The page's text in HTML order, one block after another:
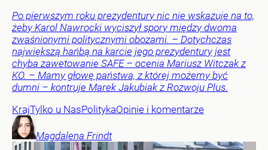
Po pierwszym roku prezydentury nic nie wskazuje na to,
żeby Karol Nawrocki wyciszył spory między dwoma
zwaśnionymi politycznymi obozami. – Dotychczas
największą hańbą na karcie jego prezydentury jest
chyba zawetowanie SAFE – ocenia Mariusz Witczak z
KO. – Mamy głowę państwa, z której możemy być
dumni – kontruje Marek Jakubiak z Rozwoju Plus.
KrajTylko u NasPolitykaOpinie i komentarze
Magdalena Frindt